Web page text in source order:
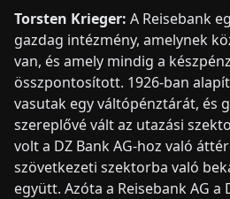
Torsten Krieger: A Reisebank
gazdag intézmény, amelynek
van, és amely mindig a
összpontosított. 1926-ban
vasutak egy váltópénztárát, és
szereplővé vált az utazási
volt a DZ Bank AG-hoz való
szövetkezeti szektorba való
együtt. Azóta a Reisebank AG a